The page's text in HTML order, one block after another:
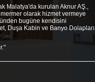
Malatya'da kurulan Aknur AŞ.,
olarak hizmet vermeye
bugüne kendisini
Duşa Kabin ve Banyo Dolapları